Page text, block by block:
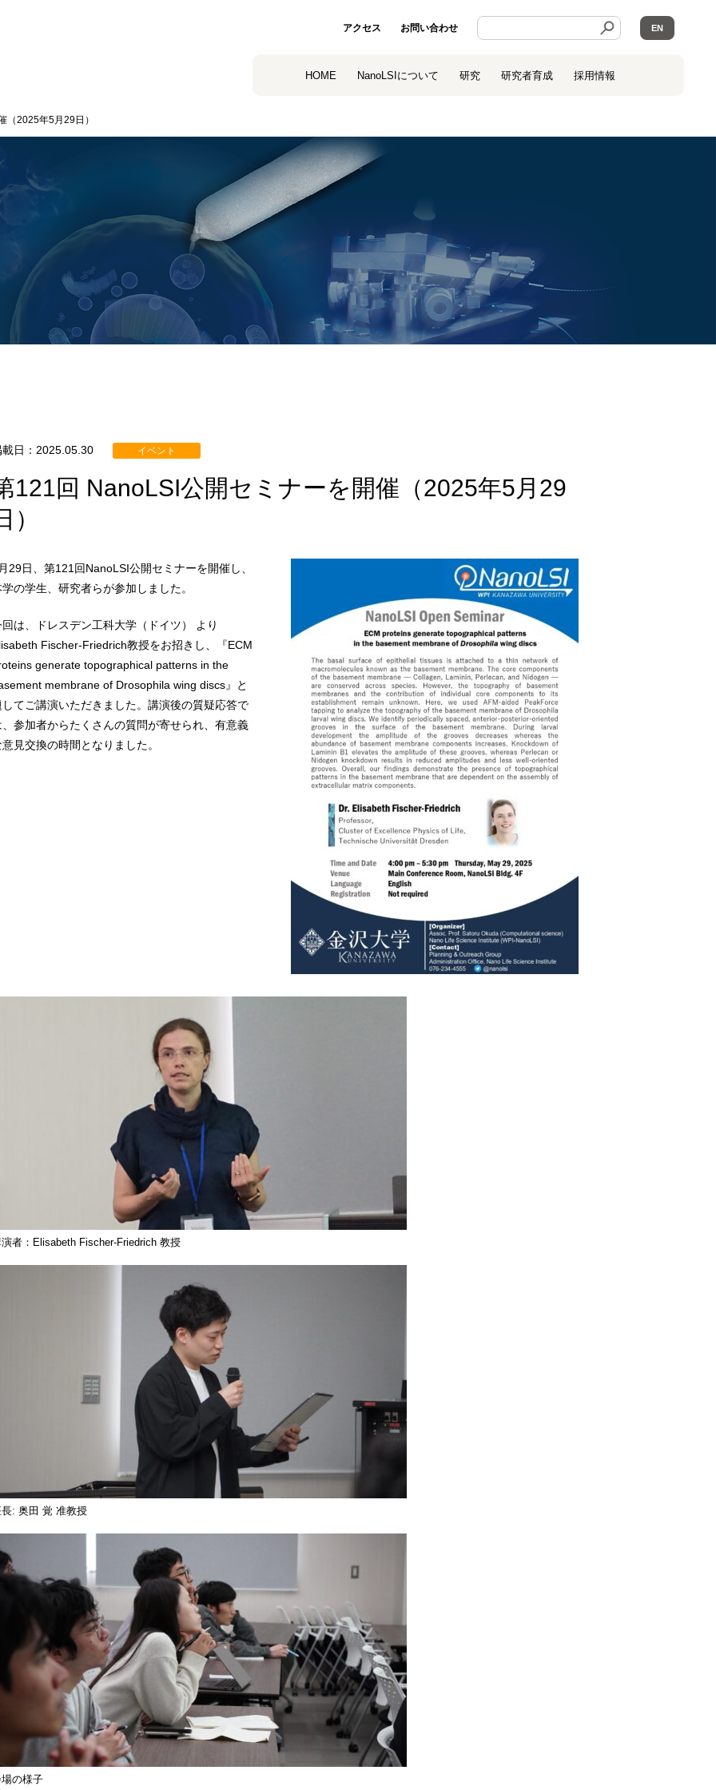
アクセス お問い合わせ EN
HOME NanoLSIについて 研究 研究者育成 採用情報
（2025年5月29日）
載日：2025.05.30 イベント
121回 NanoLSI公開セミナーを開催（2025年5月29
）
29日、第121回NanoLSI公開セミナーを開催し、
学の学生、研究者らが参加しました。
回は、ドレスデン工科大学（ドイツ） より
Fischer-Friedrich教授をお招きし、『ECM
generate topographical patterns in the
membrane of Drosophila wing discs』と
してご講演いただきました。講演後の質疑応答で
、参加者からたくさんの質問が寄せられ、有意義
見交換の時間となりました。
者：Elisabeth Fischer-Friedrich 教授
: 奥田 覚 准教授
の様子